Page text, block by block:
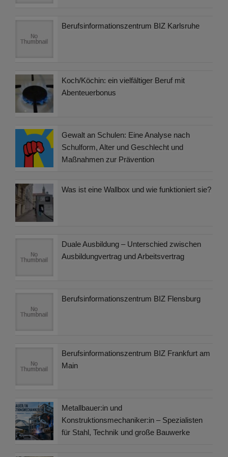
Berufsinformationszentrum BIZ Karlsruhe
Koch/Köchin: ein vielfältiger Beruf mit
Abenteuerbonus
Gewalt an Schulen: Eine Analyse nach
Schulform, Alter und Geschlecht und
Maßnahmen zur Prävention
Was ist eine Wallbox und wie funktioniert sie?
Duale Ausbildung – Unterschied zwischen
Ausbildungvertrag und Arbeitsvertrag
Berufsinformationszentrum BIZ Flensburg
Berufsinformationszentrum BIZ Frankfurt am
Main
Metallbauer:in und
Konstruktionsmechaniker:in – Spezialisten
für Stahl, Technik und große Bauwerke